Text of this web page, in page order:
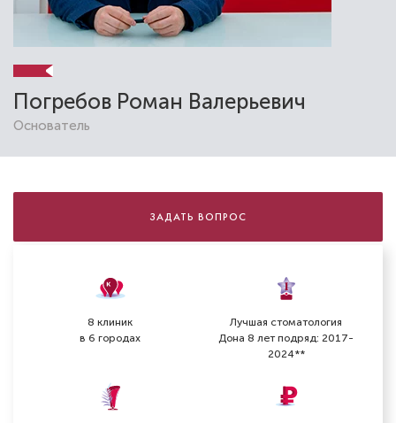
Погребов Роман Валерьевич
Основатель
ЗАДАТЬ ВОПРОС
8 клиник
в 6 городах
Лучшая стоматология
Дона 8 лет подряд: 2017-
2024**